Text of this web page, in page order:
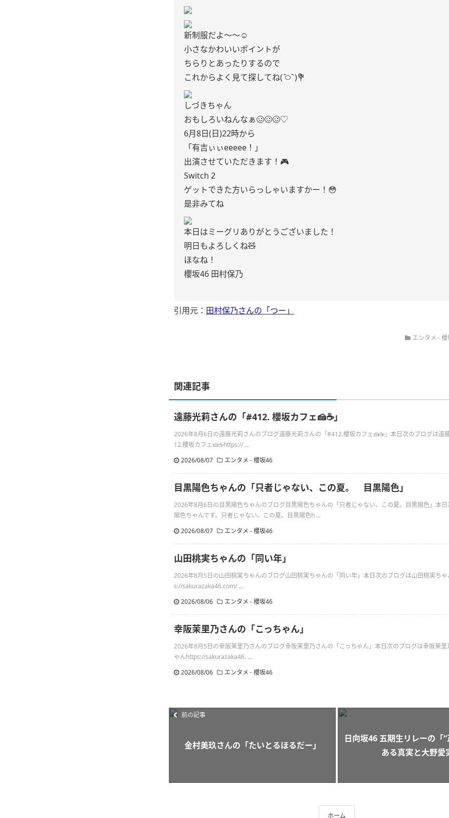
新制服だよ〜〜☺️
小さなかわいいポイントが
ちらりとあったりするので
これからよく見て探してね‪( ᷇࿀ ᷆ )‬💐
しづきちゃん
おもしろいねんなぁ🥴🥴🥴♡
6月8日(日)22時から
「有吉ぃぃeeeee！」
出演させていただきます！🎮
Switch 2
ゲットできた方いらっしゃいますかー！😳
是非みてね
本日はミーグリありがとうございました！
明日もよろしくね🧸
ほなね！
櫻坂46 田村保乃
引用元： 田村保乃さんの「つー」
エンタメ -
関連記事
遠藤光莉さんの「#412. 櫻坂カフェ🍰☕️」
2026年8月6日の遠藤光莉さんのブログ遠藤光莉さんの「#412.櫻坂カフェ🍰☕️」本日次のブログは遠
12.櫻坂カフェ🍰☕️https:// ...
2026/08/07
エンタメ - 櫻坂46
目黒陽色ちゃんの「只者じゃない、この夏。 目黒陽色」
2026年8月6日の目黒陽色ちゃんのブログ目黒陽色ちゃんの「只者じゃない、この夏。目黒陽色」本
陽色ちゃんです。只者じゃない、この夏。目黒陽色h ...
2026/08/07
エンタメ - 櫻坂46
山田桃実ちゃんの「同い年」
2026年8月5日の山田桃実ちゃんのブログ山田桃実ちゃんの「同い年」本日次のブログは山田桃実ち
s://sakurazaka46.com/ ...
2026/08/06
エンタメ - 櫻坂46
幸阪茉里乃さんの「こっちゃん」
2026年8月5日の幸阪茉里乃さんのブログ幸阪茉里乃さんの「こっちゃん」本日次のブログは幸阪茉里
ゃんhttps://sakurazaka46. ...
2026/08/06
エンタメ - 櫻坂46
前の記事
金村美玖さんの「たいとるほるだー」
日向坂46 五期生リレーの「
ある真実と大野愛
ホーム